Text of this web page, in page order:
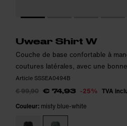
Uwear Shirt W
Couche de base confortable à
coutures latérales, avec une
Article SSSEA0494B
€ 99,90 € 74,93 -25% TVA
Couleur: misty blue-white